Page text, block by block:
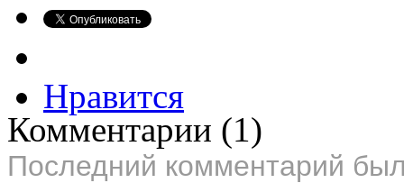
Нравится
Комментарии (1)
Последний комментарий